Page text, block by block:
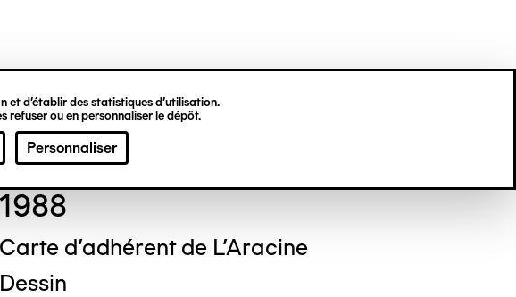
et d’établir des statistiques d’utilisation.
refuser ou en personnaliser le dépôt.
Personnaliser NEDJAR
1988
Carte d'adhérent de L'Aracine
Dessin